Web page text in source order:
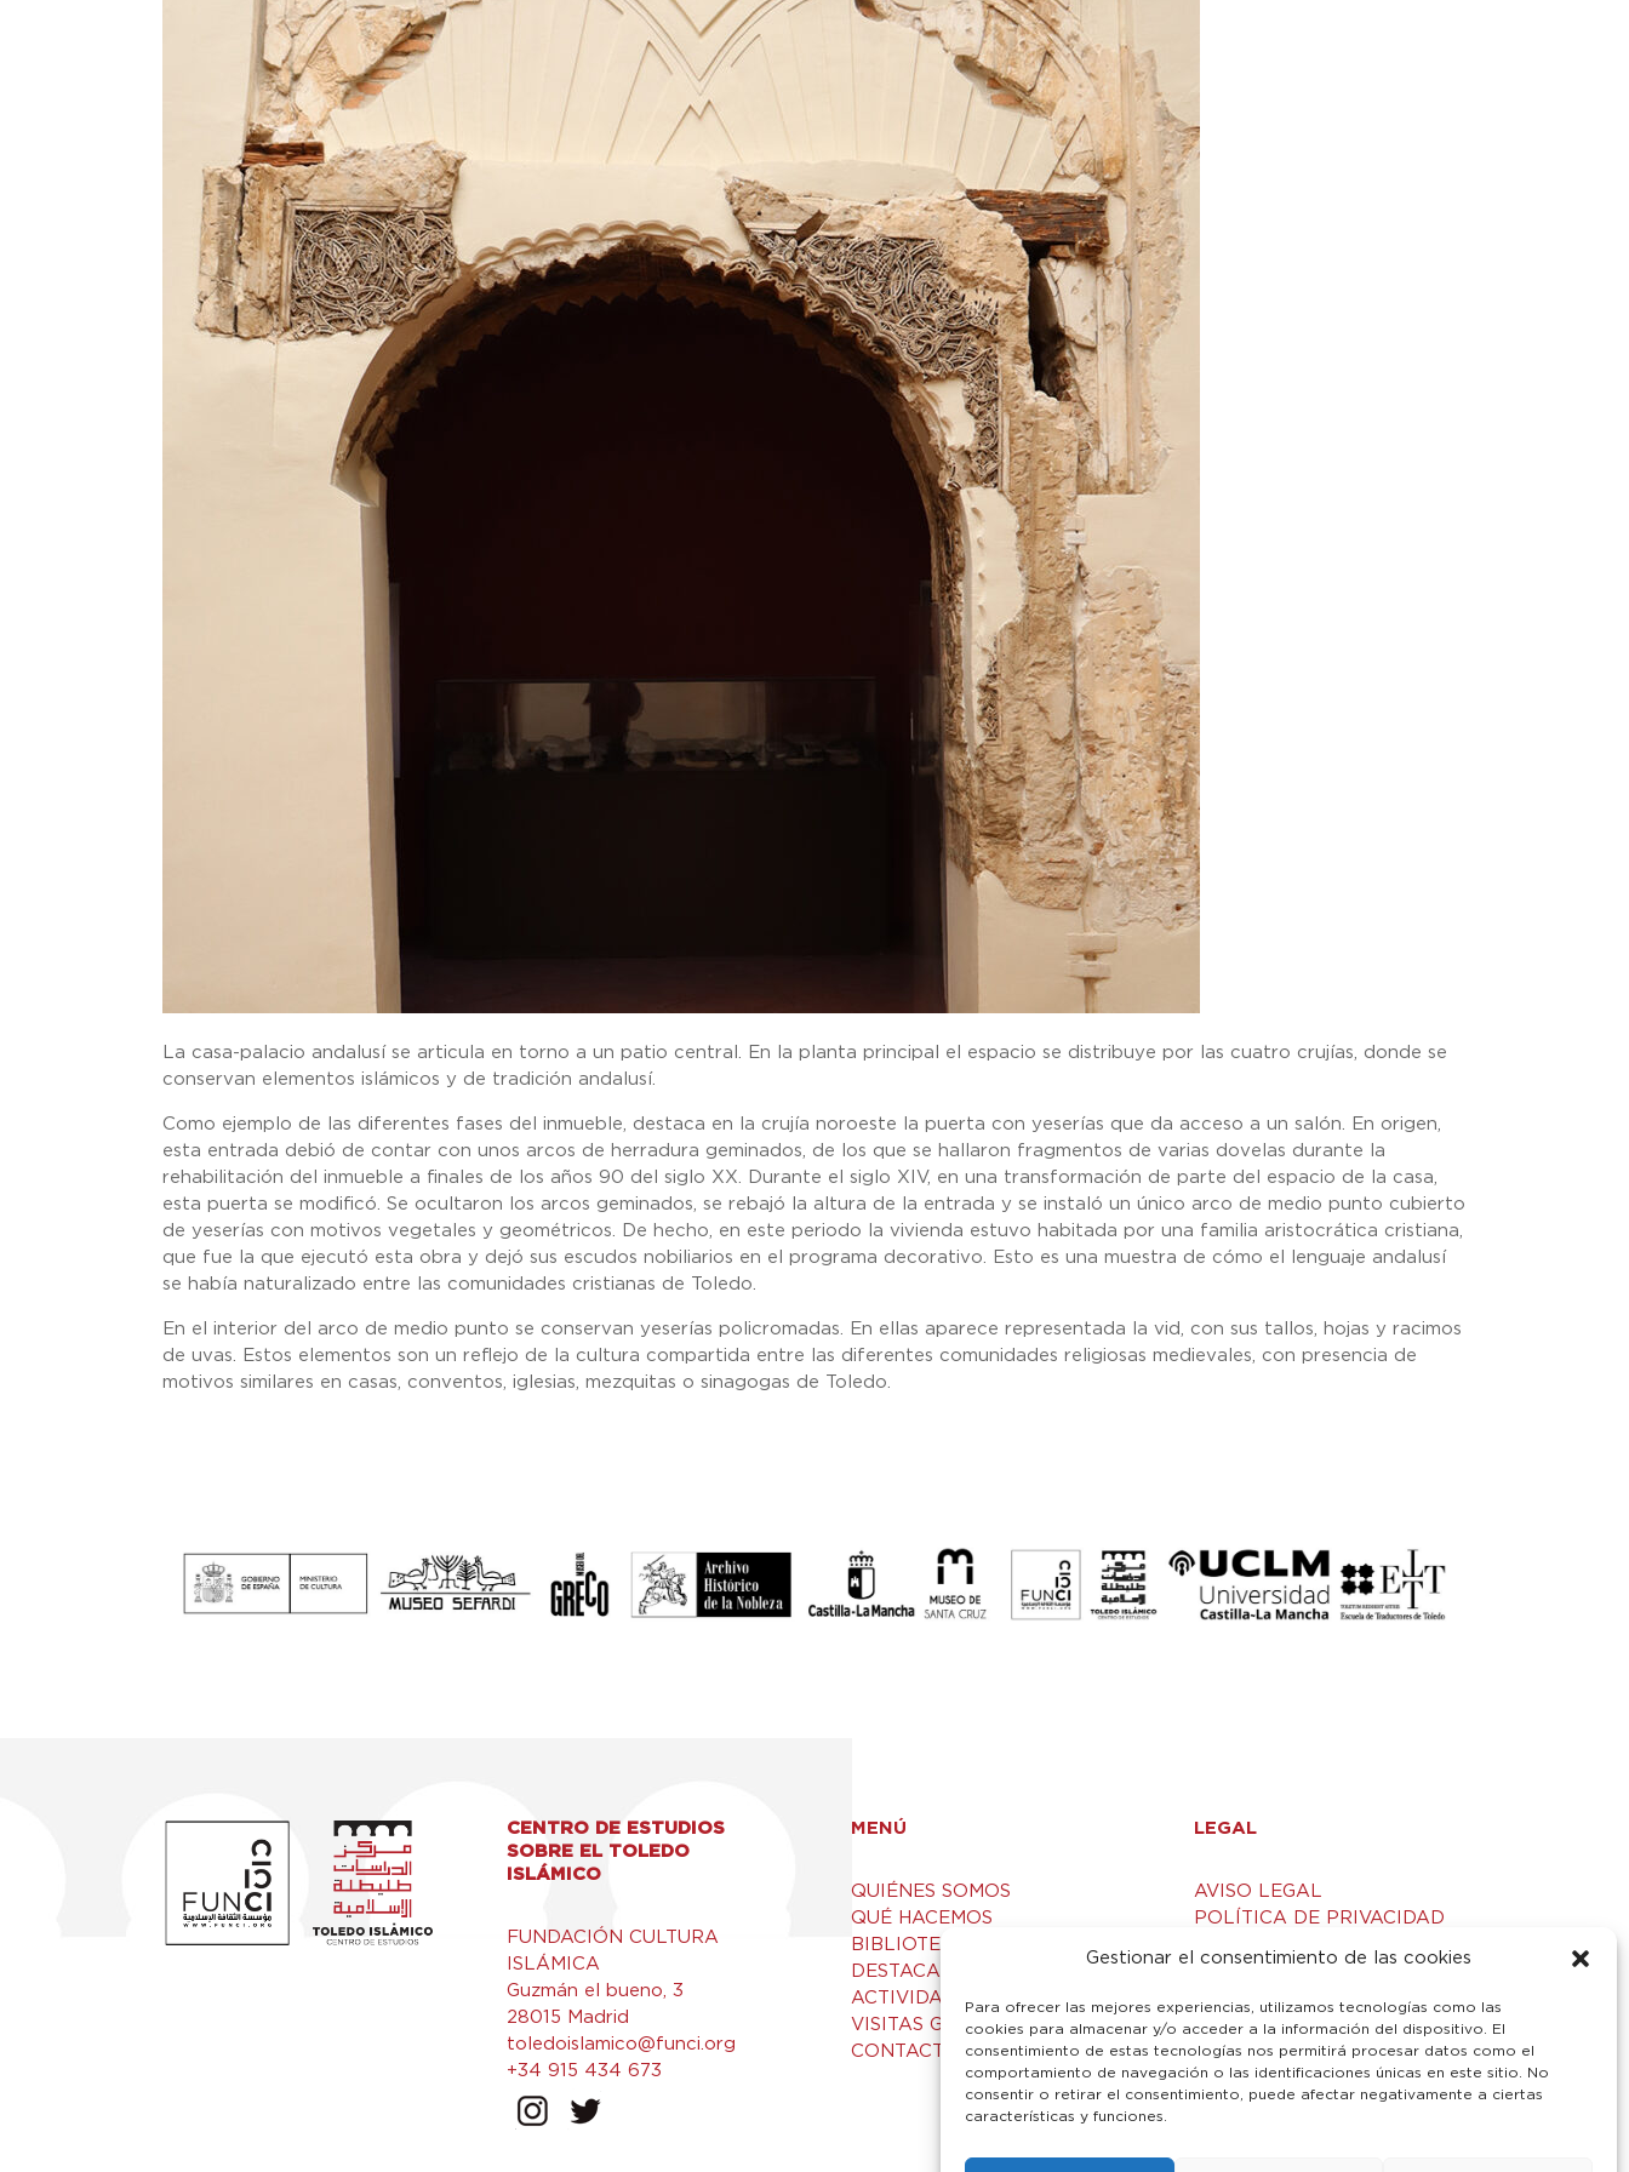
Gestionar el consentimiento de las cookies
Para ofrecer las mejores experiencias, utilizamos tecnologías como las
cookies para almacenar y/o acceder a la información del dispositivo. El
consentimiento de estas tecnologías nos permitirá procesar datos como el
comportamiento de navegación o las identificaciones únicas en este sitio. No
consentir o retirar el consentimiento, puede afectar negativamente a ciertas
características y funciones.
La casa-palacio andalusí se articula en torno a un patio central. En la planta principal el espacio se distribuye por las cuatro crujías, donde se
conservan elementos islámicos y de tradición andalusí.
Como ejemplo de las diferentes fases del inmueble, destaca en la crujía noroeste la puerta con yeserías que da acceso a un salón. En origen,
esta entrada debió de contar con unos arcos de herradura geminados, de los que se hallaron fragmentos de varias dovelas durante la
rehabilitación del inmueble a finales de los años 90 del siglo XX. Durante el siglo XIV, en una transformación de parte del espacio de la casa,
esta puerta se modificó. Se ocultaron los arcos geminados, se rebajó la altura de la entrada y se instaló un único arco de medio punto cubierto
de yeserías con motivos vegetales y geométricos. De hecho, en este periodo la vivienda estuvo habitada por una familia aristocrática cristiana,
que fue la que ejecutó esta obra y dejó sus escudos nobiliarios en el programa decorativo. Esto es una muestra de cómo el lenguaje andalusí
se había naturalizado entre las comunidades cristianas de Toledo.
En el interior del arco de medio punto se conservan yeserías policromadas. En ellas aparece representada la vid, con sus tallos, hojas y racimos
de uvas. Estos elementos son un reflejo de la cultura compartida entre las diferentes comunidades religiosas medievales, con presencia de
motivos similares en casas, conventos, iglesias, mezquitas o sinagogas de Toledo.
CENTRO DE ESTUDIOS
SOBRE EL TOLEDO
ISLÁMICO
FUNDACIÓN CULTURA
ISLÁMICA
Guzmán el bueno, 3
28015 Madrid
toledoislamico@funci.org
+34 915 434 673
MENÚ
QUIÉNES SOMOS
QUÉ HACEMOS
BIBLIOTECA Y RECURSOS
DESTACADOS
ACTIVIDADES
VISITAS GUIADAS
CONTACTO
LEGAL
AVISO LEGAL
POLÍTICA DE PRIVACIDAD